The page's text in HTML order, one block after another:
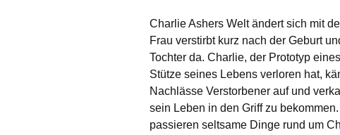
Charlie Ashers Welt ändert sich mit
Frau verstirbt kurz nach der Geburt
Tochter da. Charlie, der Prototyp
Stütze seines Lebens verloren hat,
Nachlässe Verstorbener auf und
sein Leben in den Griff zu
passieren seltsame Dinge rund um